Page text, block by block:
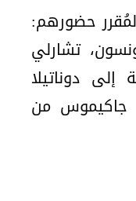
حضورهم:
تشارلي
دوناتيلا
جاكيموس من